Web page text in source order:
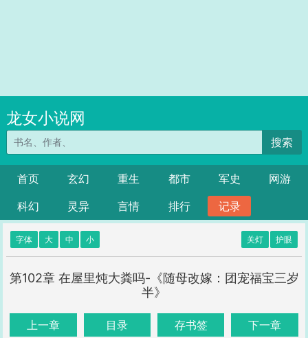
龙女小说网
搜索
首页 玄幻 重生 都市 军史
网游
科幻
灵异 言情 排行 记录
字体 大 中 小 关灯 护眼
第102章 在屋里炖大粪吗-《随母改嫁：团宠福宝三岁
半》
上一章 目录 存书签 下一章